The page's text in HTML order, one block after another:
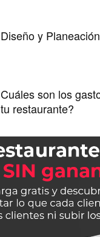
Diseño y
Cuáles son los
tu restaurante?